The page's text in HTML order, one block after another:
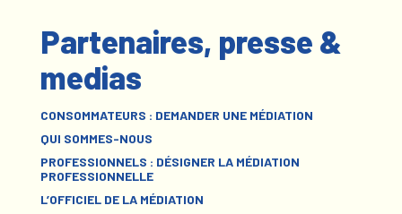
Partenaires, presse &
medias
CONSOMMATEURS : DEMANDER UNE MÉDIATION
QUI SOMMES-NOUS
PROFESSIONNELS : DÉSIGNER LA MÉDIATION
PROFESSIONNELLE
L’OFFICIEL DE LA MÉDIATION